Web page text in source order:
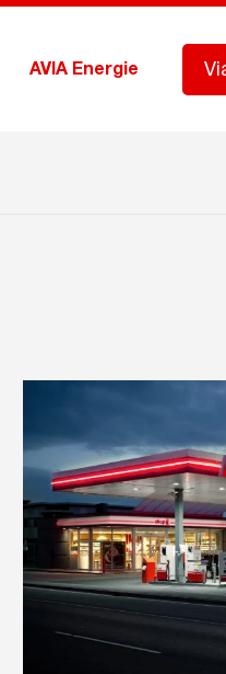
AVIA Energie